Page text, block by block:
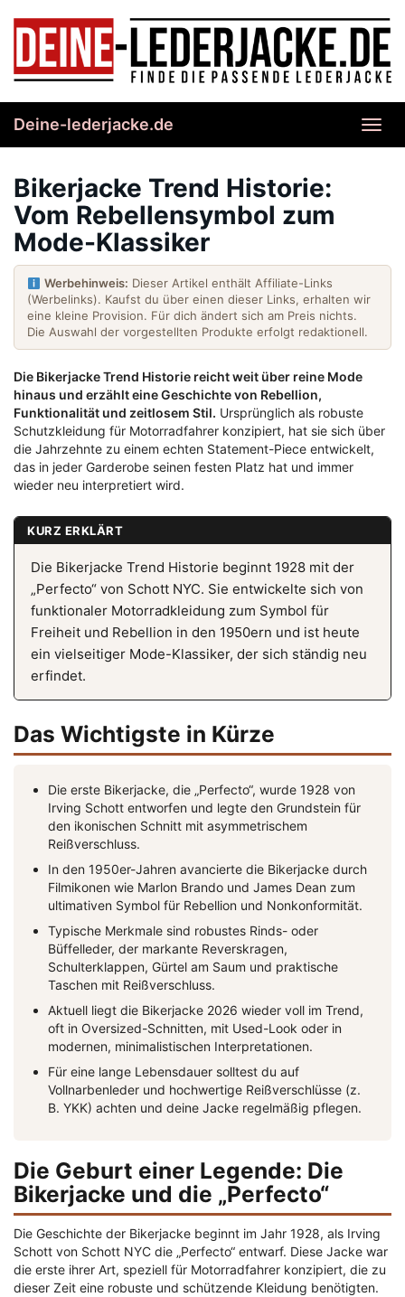
content
Deine-lederjacke.de
Bikerjacke Trend Historie:
Vom Rebellensymbol zum
Mode-Klassiker
Werbehinweis: Dieser Artikel enthält Affiliate-Links
(Werbelinks). Kaufst du über einen dieser Links, erhalten wir
eine kleine Provision. Für dich ändert sich am Preis nichts.
Die Auswahl der vorgestellten Produkte erfolgt redaktionell.
Die Bikerjacke Trend Historie reicht weit über reine Mode
hinaus und erzählt eine Geschichte von Rebellion,
Funktionalität und zeitlosem Stil. Ursprünglich als robuste
Schutzkleidung für Motorradfahrer konzipiert, hat sie sich über
die Jahrzehnte zu einem echten Statement-Piece entwickelt,
das in jeder Garderobe seinen festen Platz hat und immer
wieder neu interpretiert wird.
KURZ ERKLÄRT
Die Bikerjacke Trend Historie beginnt 1928 mit der
„Perfecto“ von Schott NYC. Sie entwickelte sich von
funktionaler Motorradkleidung zum Symbol für
Freiheit und Rebellion in den 1950ern und ist heute
ein vielseitiger Mode-Klassiker, der sich ständig neu
erfindet.
Das Wichtigste in Kürze
Die erste Bikerjacke, die „Perfecto“, wurde 1928 von
Irving Schott entworfen und legte den Grundstein für
den ikonischen Schnitt mit asymmetrischem
Reißverschluss.
In den 1950er-Jahren avancierte die Bikerjacke durch
Filmikonen wie Marlon Brando und James Dean zum
ultimativen Symbol für Rebellion und Nonkonformität.
Typische Merkmale sind robustes Rinds- oder
Büffelleder, der markante Reverskragen,
Schulterklappen, Gürtel am Saum und praktische
Taschen mit Reißverschluss.
Aktuell liegt die Bikerjacke 2026 wieder voll im Trend,
oft in Oversized-Schnitten, mit Used-Look oder in
modernen, minimalistischen Interpretationen.
Für eine lange Lebensdauer solltest du auf
Vollnarbenleder und hochwertige Reißverschlüsse (z.
B. YKK) achten und deine Jacke regelmäßig pflegen.
Die Geburt einer Legende: Die
Bikerjacke und die „Perfecto“
Die Geschichte der Bikerjacke beginnt im Jahr 1928, als Irving
Schott von Schott NYC die „Perfecto“ entwarf. Diese Jacke war
die erste ihrer Art, speziell für Motorradfahrer konzipiert, die zu
dieser Zeit eine robuste und schützende Kleidung benötigten.